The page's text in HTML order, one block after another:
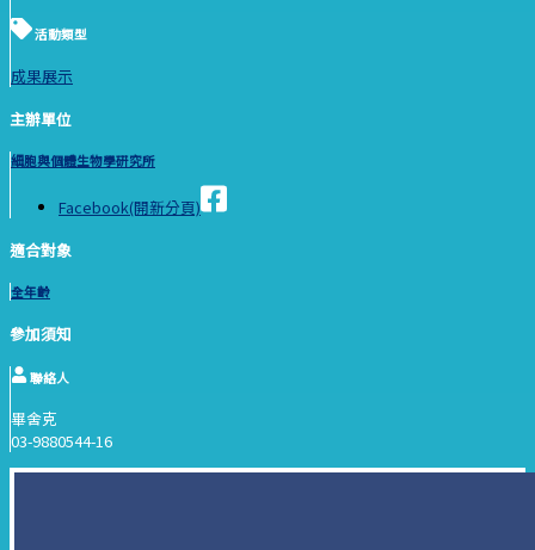
活動類型
成果展示
主辦單位
細胞與個體生物學研究所
Facebook(開新分頁)
適合對象
全年齡
參加須知
聯絡人
畢舍克
03-9880544-16